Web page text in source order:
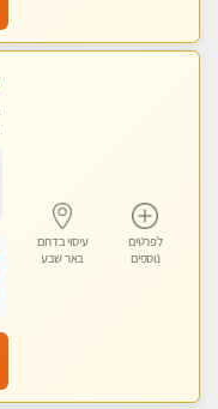
לפרטים
נוספים
עיסוי בדרום
באר שבע